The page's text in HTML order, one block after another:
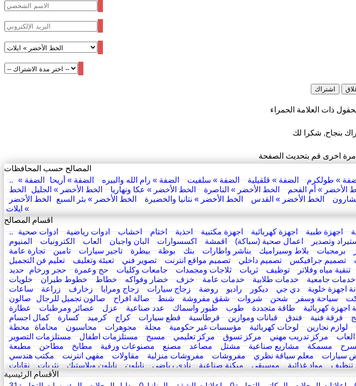
اشتراك
ذات العلامة الحمراء
بنجاح, شكرا لك
مرة اخرى قم بتحديث الصفحة
المصالح حسب المحافظات
» طولكرم الضفة » قلقيلية الضفة » سلفيت الضفة » رام الله والبيره الضفة » أريحا
الضفة »
الأخضر » أم الفحم الخط الأخضر » الناصرة الخط الأخضر » عكا ونهاريا الخط الأخضر » الجليل
الخط
الخط الأخضر » القدس الخط الأخضر » نتانيا والخضيرة الخط الأخضر » بئر السبع
الخط الأخضر
» ايلات
اقسام المصالح
اجهزة طبية اجهزة كهربائية اجهزة مكتبية احذية اختام اخشاب ادوات رياضية
ادوات صحية
وتصدير اعمال صحية (سباكة) اقمشة اكسسوارات البان واجبان العاب الكترونيات
المنيوم
برمجيات بلاط وسيراميك بناشر واطارات بنك بوظة بيطرة تاجير سيارات تامين
تجارة عامة
تصميم جرافيكس تصميم داخلي تصميم مواقع انترنت تصوير فني تعبئة وتغليف
تعليم فن التجميل
تنقية مياه وفلاتر توظيف ثريات ثلاجات ومجمدات جامعات وكليات حج وعمرة حجر ورخام
حديد
خدمات جامعية خدمات طلابية خدمات عامة خزف خضار وفواكه خطاط خطوط طيران
خلويات
اجهزة خلوية دي جي ديكور راديو روضة زجاج سيارات زجاج ومرايا زخارف زراعة
ساعات
سياحة وسفر شحن شروات شقق مفروشة شنط صالة افراح صالون تجميل للرجال صالون
اجهزة كهربائية طاقة متجددة طوب طيور واسماك عدد صناعية عزل عصائر ومرطبات
عطارة
فرقة فنية فندق قبانات وموازين قرطاسية قطع سيارات كراج كرميد كسارة
كمال اجسام
لوازم نجارين لوحات كهربائية مؤسسات غير حكومية مجلة مجوهرات محاسبون محاماة
محطة
مركز تدريب مهني مركز تسوق مركز تعليمي مسبح مستلزمات اطفال
مستلزمات التصوير
مسمكة مشاريع صناعية مشتل مصاعد مصنع مصنوعات ورقية مطابخ مطاحن
مطبعة
سيارات معلم سياقة نظري مفروشات مفروشات منزلية مقاولات مقهى انترنت
مكتب هندسي
تنظيف مواد غذائية موسيقى ميكنة صناعية نادي رياضي نايلون نايلون وبلاستيك نثريات
نقابات
نقليات
هدايا هيدروليك وزارات ودوائر حكومية وكالة سيارات
الأقسام الرئيسية